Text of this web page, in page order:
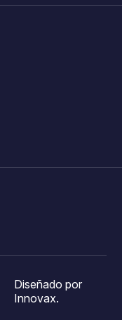
Diseñado por
Innovax.